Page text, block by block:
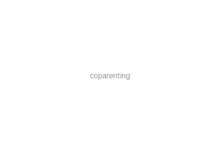
coparenting